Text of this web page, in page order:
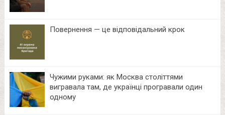
Повернення — це відповідальний крок
Чужими руками: як Москва століттями
вигравала там, де українці програвали один
одному